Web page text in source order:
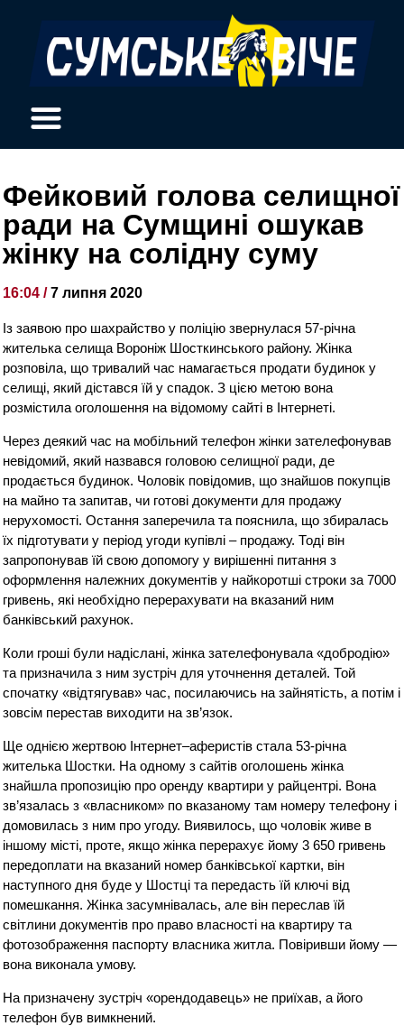
Фейковий голова селищної
ради на Сумщині ошукав
жінку на солідну суму
16:04 /7 липня 2020
Із заявою про шахрайство у поліцію звернулася 57-річна
жителька селища Вороніж Шосткинського району. Жінка
розповіла, що тривалий час намагається продати будинок у
селищі, який дістався їй у спадок. З цією метою вона
розмістила оголошення на відомому сайті в Інтернеті.
Через деякий час на мобільний телефон жінки зателефонував
невідомий, який назвався головою селищної ради, де
продається будинок. Чоловік повідомив, що знайшов покупців
на майно та запитав, чи готові документи для продажу
нерухомості. Остання заперечила та пояснила, що збиралась
їх підготувати у період угоди купівлі – продажу. Тоді він
запропонував їй свою допомогу у вирішенні питання з
оформлення належних документів у найкоротші строки за 7000
гривень, які необхідно перерахувати на вказаний ним
банківський рахунок.
Коли гроші були надіслані, жінка зателефонувала «добродію»
та призначила з ним зустріч для уточнення деталей. Той
спочатку «відтягував» час, посилаючись на зайнятість, а потім і
зовсім перестав виходити на зв’язок.
Ще однією жертвою Інтернет–аферистів стала 53-річна
жителька Шостки. На одному з сайтів оголошень жінка
знайшла пропозицію про оренду квартири у райцентрі. Вона
зв’язалась з «власником» по вказаному там номеру телефону і
домовилась з ним про угоду. Виявилось, що чоловік живе в
іншому місті, проте, якщо жінка перерахує йому 3 650 гривень
передоплати на вказаний номер банківської картки, він
наступного дня буде у Шостці та передасть їй ключі від
помешкання. Жінка засумнівалась, але він переслав їй
світлини документів про право власності на квартиру та
фотозображення паспорту власника житла. Повіривши йому —
вона виконала умову.
На призначену зустріч «орендодавець» не приїхав, а його
телефон був вимкнений.